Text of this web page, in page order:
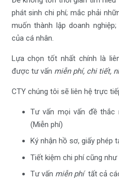
phát sinh chi phí; mắc phải
muốn thành lập doanh
của cá nhân.
Lựa chọn tốt nhất chính là
được tư vấn miễn phí, chi tiết,
CTY chúng tôi sẽ liên hệ trực
Tư vấn mọi vấn đề thắc
(Miễn phí)
Ký nhận hồ sơ, giấy phép
Tiết kiệm chi phí cũng như
Tư vấn miễn phítất cả